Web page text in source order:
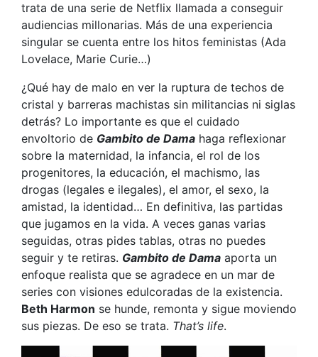
trata de una serie de Netflix llamada a conseguir
audiencias millonarias. Más de una experiencia
singular se cuenta entre los hitos feministas (Ada
Lovelace, Marie Curie…)
¿Qué hay de malo en ver la ruptura de techos de
cristal y barreras machistas sin militancias ni siglas
detrás? Lo importante es que el cuidado
envoltorio de Gambito de Dama haga reflexionar
sobre la maternidad, la infancia, el rol de los
progenitores, la educación, el machismo, las
drogas (legales e ilegales), el amor, el sexo, la
amistad, la identidad… En definitiva, las partidas
que jugamos en la vida. A veces ganas varias
seguidas, otras pides tablas, otras no puedes
seguir y te retiras. Gambito de Dama aporta un
enfoque realista que se agradece en un mar de
series con visiones edulcoradas de la existencia.
Beth Harmon se hunde, remonta y sigue moviendo
sus piezas. De eso se trata. That’s life.